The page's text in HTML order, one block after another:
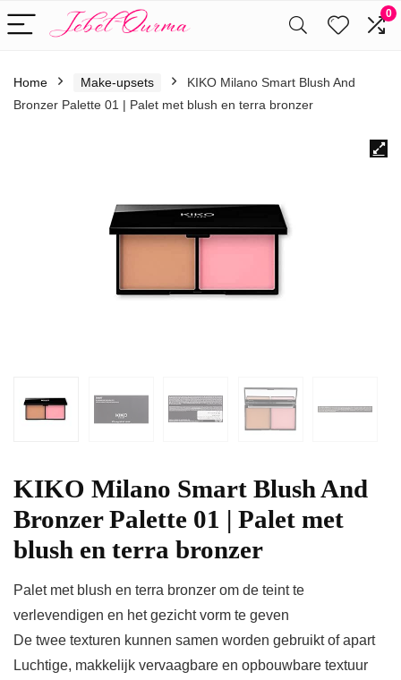
0
Home Make-upsets
KIKO Milano Smart Blush And
Bronzer Palette 01 | Palet met blush en terra bronzer
KIKO Milano Smart Blush And
Bronzer Palette 01 | Palet met
blush en terra bronzer
Palet met blush en terra bronzer om de teint te
verlevendigen en het gezicht vorm te geven
De twee texturen kunnen samen worden gebruikt of apart
Luchtige, makkelijk vervaagbare en opbouwbare textuur